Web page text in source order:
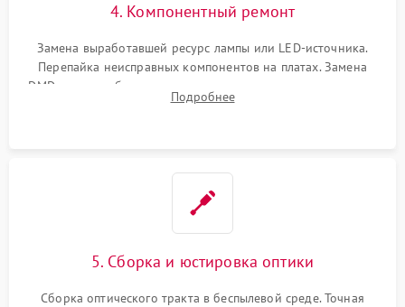
4. Компонентный ремонт
Замена выработавшей ресурс лампы или LED-источника.
Перепайка неисправных компонентов на платах. Замена
DMD-чипа при битых пикселях, установка нового цветового
колеса или восстановление сгоревших поляризационных
Подробнее
5. Сборка и юстировка оптики
Сборка оптического тракта в беспылевой среде. Точная